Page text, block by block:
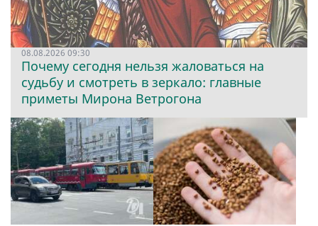
08.08.2026 09:30
Почему сегодня нельзя жаловаться на
судьбу и смотреть в зеркало: главные
приметы Мирона Ветрогона